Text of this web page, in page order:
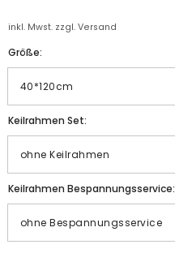
inkl. Mwst. zzgl. Versand
Größe:
Keilrahmen Set:
Keilrahmen Bespannungsservice: